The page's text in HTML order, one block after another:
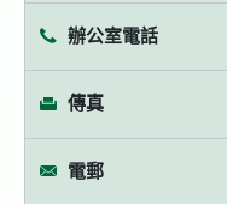
辦公室電話
傳真
電郵